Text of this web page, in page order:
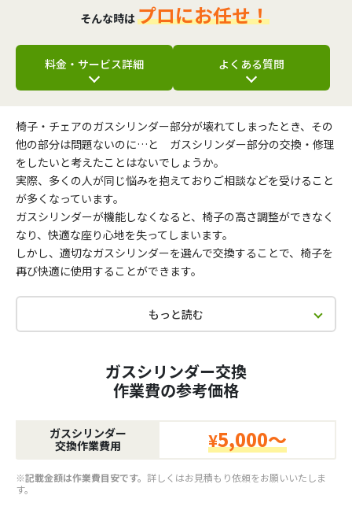
そんな時はプロにお任せ！
料金・サービス詳細 よくある質問
椅子・チェアのガスシリンダー部分が壊れてしまったとき、その
他の部分は問題ないのに…と ガスシリンダー部分の交換・修理
をしたいと考えたことはないでしょうか。
実際、多くの人が同じ悩みを抱えておりご相談などを受けること
が多くなっています。
ガスシリンダーが機能しなくなると、椅子の高さ調整ができなく
なり、快適な座り心地を失ってしまいます。
しかし、適切なガスシリンダーを選んで交換することで、椅子を
再び快適に使用することができます。
もっと読む
ガスシリンダー交換
作業費の参考価格
ガスシリンダー
交換作業費用
¥5,000～
※記載金額は作業費目安です。 詳しくはお見積もり依頼をお願いいたしま
す。